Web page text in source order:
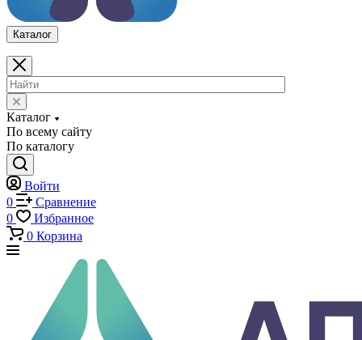
Войти
Сравнение
0
Избранное
0
Каталог
Каталог
По всему сайту